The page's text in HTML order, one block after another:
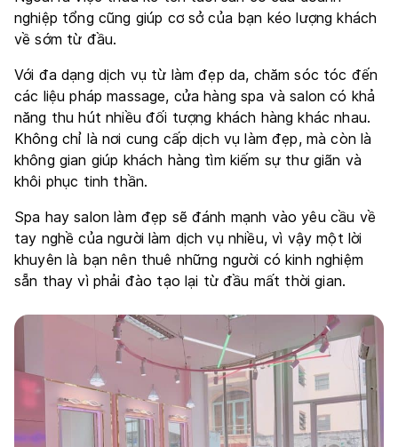
nghiệp tổng cũng giúp cơ sở của bạn kéo lượng khách
về sớm từ đầu.
Với đa dạng dịch vụ từ làm đẹp da, chăm sóc tóc đến
các liệu pháp massage, cửa hàng spa và salon có khả
năng thu hút nhiều đối tượng khách hàng khác nhau.
Không chỉ là nơi cung cấp dịch vụ làm đẹp, mà còn là
không gian giúp khách hàng tìm kiếm sự thư giãn và
khôi phục tinh thần.
Spa hay salon làm đẹp sẽ đánh mạnh vào yêu cầu về
tay nghề của người làm dịch vụ nhiều, vì vậy một lời
khuyên là bạn nên thuê những người có kinh nghiệm
sẵn thay vì phải đào tạo lại từ đầu mất thời gian.